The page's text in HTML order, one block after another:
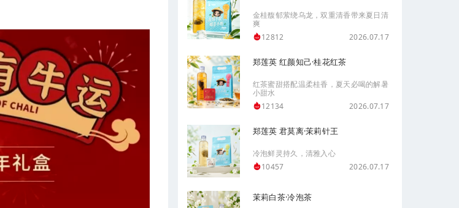
金桂馥郁萦绕乌龙，双重清香带来夏日清
爽
12812
2026.07.17
郑莲英 红颜知己·桂花红茶
红茶蜜甜搭配温柔桂香，夏天必喝的解暑
小甜水
12134
2026.07.17
郑莲英 君莫离·茉莉针王
冷泡鲜灵持久，清雅入心
10457
2026.07.17
茉莉白茶·冷泡茶